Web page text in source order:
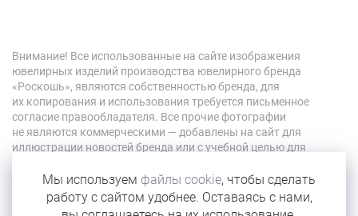
Внимание! Все использованные на сайте изображения
ювелирных изделий производства ювелирного бренда
«Роскошь», являются собственностью бренда, для
их копирования и использования требуется письменное
согласие правообладателя. Все прочие фотографии
не являются коммерческими — добавлены на сайт для
иллюстрации новостей бренда или с учебной целью для
© 2026 «Роскошь»
Мы используем файлы cookie, чтобы сделать
работу с сайтом удобнее. Оставаясь с нами,